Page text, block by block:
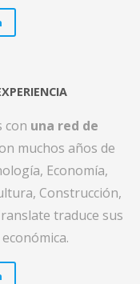
con una red de
muchos años de
Economía,
Construcción,
traduce sus